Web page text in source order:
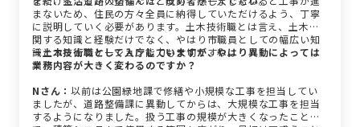
まないため、住民の方々全員に納得していただけるよう、丁寧
に説明していく必要があります。土木技術職とは言え、土木に
関する知識と経験だけでなく、やはり市職員としての幅広い知
識とコミュニケーション能力も大切ですね。
ー土木技術職として入庁していますが、やはり異動によっては
業務内容が大きく変わるのですか？
Nさん：以前は公園緑地課で修繕や小規模な工事を担当してい
ましたが、道路整備課に異動してからは、大規模な工事を担当
するようになりました。扱う工事の規模が大きくなったこと